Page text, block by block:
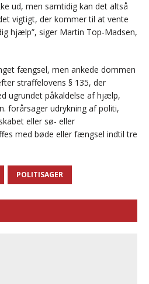
ud, men samtidig kan det altså
vigtigt, der kommer til at vente
hjælp”, siger Martin Top-Madsen,
fængsel, men ankede dommen
straffelovens § 135, der
ugrundet påkaldelse af hjælp,
forårsager udrykning af politi,
eller sø- eller
med bøde eller fængsel indtil tre
POLITISAGER